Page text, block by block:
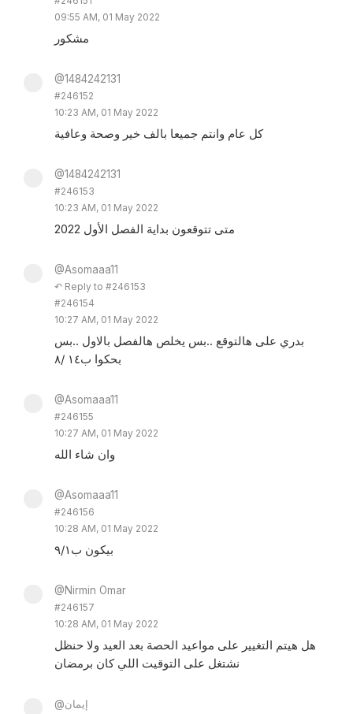
09:55 AM, 01 May 2022
مشكور
@1484242131
#246152
10:23 AM, 01 May 2022
كل عام وانتم جميعا بالف خير وصحة وعافية
@1484242131
#246153
10:23 AM, 01 May 2022
متى تتوقعون بداية الفصل الأول 2022
@Asomaaa11
↶ Reply to #246153
#246154
10:27 AM, 01 May 2022
بدري على هالتوقع ..بس يخلص هالفصل بالاول ..بس
بحكوا ب١٤ /٨
@Asomaaa11
#246155
10:27 AM, 01 May 2022
وان شاء الله
@Asomaaa11
#246156
10:28 AM, 01 May 2022
بيكون ب٩/١
@Nirmin Omar
#246157
10:28 AM, 01 May 2022
هل هيتم التغيير على مواعيد الحصة بعد العيد ولا حنظل
نشتغل على التوقيت اللي كان برمضان
@إيمان